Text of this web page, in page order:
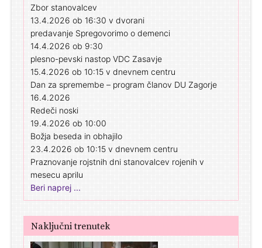
Zbor stanovalcev
13.4.2026 ob 16:30 v dvorani
predavanje Spregovorimo o demenci
14.4.2026 ob 9:30
plesno-pevski nastop VDC Zasavje
15.4.2026 ob 10:15 v dnevnem centru
Dan za spremembe – program članov DU Zagorje
16.4.2026
Redeči noski
19.4.2026 ob 10:00
Božja beseda in obhajilo
23.4.2026 ob 10:15 v dnevnem centru
Praznovanje rojstnih dni stanovalcev rojenih v
mesecu aprilu
Beri naprej ...
Naključni trenutek